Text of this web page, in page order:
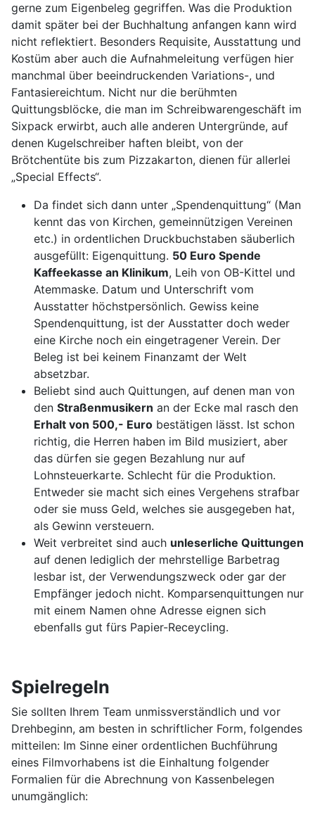
gerne zum Eigenbeleg gegriffen. Was die Produktion
damit später bei der Buchhaltung anfangen kann wird
nicht reflektiert. Besonders Requisite, Ausstattung und
Kostüm aber auch die Aufnahmeleitung verfügen hier
manchmal über beeindruckenden Variations-, und
Fantasiereichtum. Nicht nur die berühmten
Quittungsblöcke, die man im Schreibwarengeschäft im
Sixpack erwirbt, auch alle anderen Untergründe, auf
denen Kugelschreiber haften bleibt, von der
Brötchentüte bis zum Pizzakarton, dienen für allerlei
„Special Effects“.
Da findet sich dann unter „Spendenquittung“ (Man
kennt das von Kirchen, gemeinnützigen Vereinen
etc.) in ordentlichen Druckbuchstaben säuberlich
ausgefüllt: Eigenquittung. 50 Euro Spende
Kaffeekasse an Klinikum, Leih von OB-Kittel und
Atemmaske. Datum und Unterschrift vom
Ausstatter höchstpersönlich. Gewiss keine
Spendenquittung, ist der Ausstatter doch weder
eine Kirche noch ein eingetragener Verein. Der
Beleg ist bei keinem Finanzamt der Welt
absetzbar.
Beliebt sind auch Quittungen, auf denen man von
den Straßenmusikern an der Ecke mal rasch den
Erhalt von 500,- Euro bestätigen lässt. Ist schon
richtig, die Herren haben im Bild musiziert, aber
das dürfen sie gegen Bezahlung nur auf
Lohnsteuerkarte. Schlecht für die Produktion.
Entweder sie macht sich eines Vergehens strafbar
oder sie muss Geld, welches sie ausgegeben hat,
als Gewinn versteuern.
Weit verbreitet sind auch unleserliche Quittungen
auf denen lediglich der mehrstellige Barbetrag
lesbar ist, der Verwendungszweck oder gar der
Empfänger jedoch nicht. Komparsenquittungen nur
mit einem Namen ohne Adresse eignen sich
ebenfalls gut fürs Papier-Receycling.
Spielregeln
Sie sollten Ihrem Team unmissverständlich und vor
Drehbeginn, am besten in schriftlicher Form, folgendes
mitteilen: Im Sinne einer ordentlichen Buchführung
eines Filmvorhabens ist die Einhaltung folgender
Formalien für die Abrechnung von Kassenbelegen
unumgänglich: